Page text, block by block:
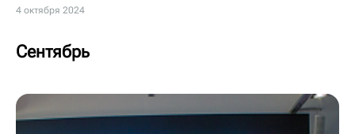
4 октября 2024
Сентябрь